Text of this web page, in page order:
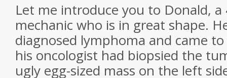
Let me introduce you to Donald, a
mechanic who is in great shape.
diagnosed lymphoma and came
his oncologist had biopsied the
ugly egg-sized mass on the left